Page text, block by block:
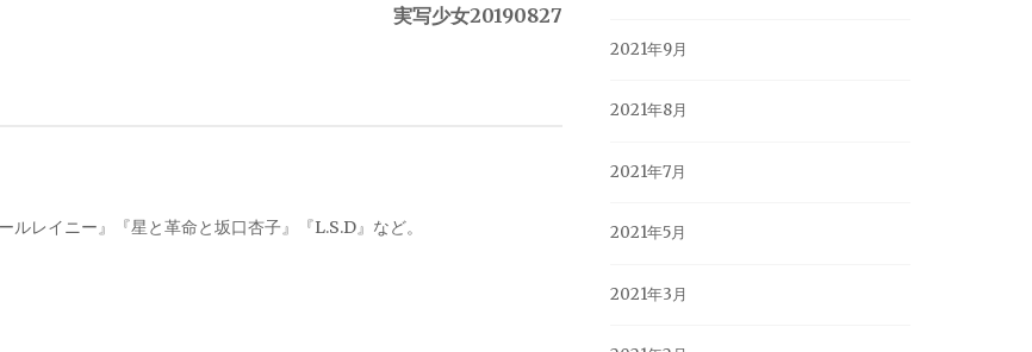
実写少女20190827
レイニー』『星と革命と坂口杏子』『L.S.D』など。
2021年9月
2021年8月
2021年7月
2021年5月
2021年3月